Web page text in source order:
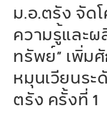
ม.อ.ตรัง จัด
ความรู้และผ
ทรัพย์” เพิ่ม
หมุนเวียนร
ตรัง ครั้งที่ 1